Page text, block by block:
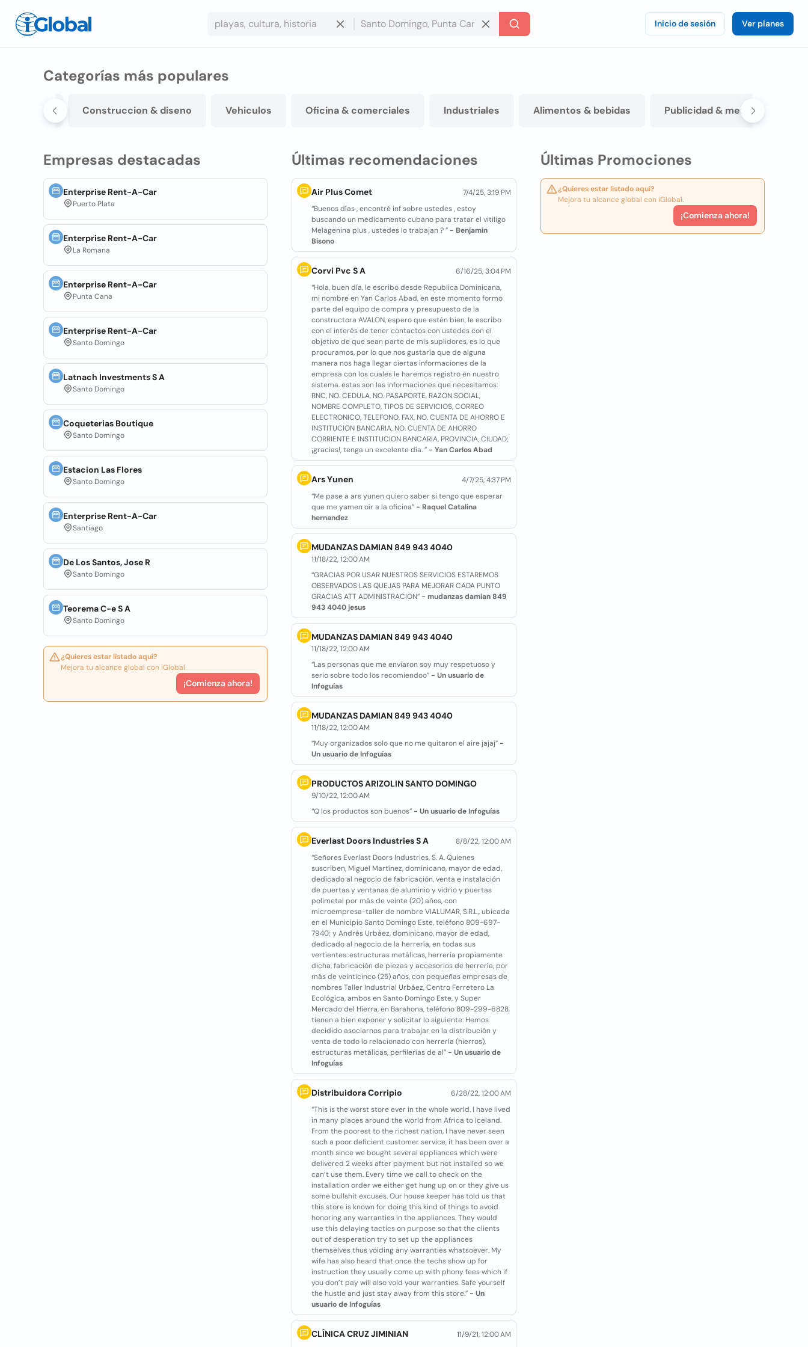
Inicio de sesión Ver planes
Categorías más populares
Construccion & diseno Vehiculos Oficina & comerciales Industriales Alimentos & bebidas Publicidad & mercadeo &
Empresas destacadas
Enterprise Rent-A-Car
Puerto Plata
Enterprise Rent-A-Car
La Romana
Enterprise Rent-A-Car
Punta Cana
Enterprise Rent-A-Car
Santo Domingo
Latnach Investments S A
Santo Domingo
Coqueterias Boutique
Santo Domingo
Estacion Las Flores
Santo Domingo
Enterprise Rent-A-Car
Santiago
De Los Santos, Jose R
Santo Domingo
Teorema C-e S A
Santo Domingo
¿Quieres estar listado aquí?
Mejora tu alcance global con iGlobal.
¡Comienza ahora!
Últimas recomendaciones
Air Plus Comet
7/4/25, 3:19 PM
“Buenos días , encontré inf sobre ustedes , estoy
buscando un medicamento cubano para tratar el vitiligo
Melagenina plus , ustedes lo trabajan ? ” - Benjamin
Bisono
Corvi Pvc S A
6/16/25, 3:04 PM
“Hola, buen día, le escribo desde Republica Dominicana,
mi nombre en Yan Carlos Abad, en este momento formo
parte del equipo de compra y presupuesto de la
constructora AVALON, espero que estén bien, le escribo
con el interés de tener contactos con ustedes con el
objetivo de que sean parte de mis suplidores, es lo que
procuramos, por lo que nos gustaría que de alguna
manera nos haga llegar ciertas informaciones de la
empresa con los cuales le haremos registro en nuestro
sistema. estas son las informaciones que necesitamos:
RNC, NO. CEDULA, NO. PASAPORTE, RAZON SOCIAL,
NOMBRE COMPLETO, TIPOS DE SERVICIOS, CORREO
ELECTRONICO, TELEFONO, FAX, NO. CUENTA DE AHORRO E
INSTITUCION BANCARIA, NO. CUENTA DE AHORRO
CORRIENTE E INSTITUCION BANCARIA, PROVINCIA, CIUDAD;
¡gracias!, tenga un excelente día. ” - Yan Carlos Abad
Ars Yunen
4/7/25, 4:37 PM
“Me pase a ars yunen quiero saber si tengo que esperar
que me yamen oír a la oficina” - Raquel Catalina
hernandez
MUDANZAS DAMIAN 849 943 4040
11/18/22, 12:00 AM
“GRACIAS POR USAR NUESTROS SERVICIOS ESTAREMOS
OBSERVADOS LAS QUEJAS PARA MEJORAR CADA PUNTO
GRACIAS ATT ADMINISTRACION” - mudanzas damian 849
943 4040 jesus
MUDANZAS DAMIAN 849 943 4040
11/18/22, 12:00 AM
“Las personas que me enviaron soy muy respetuoso y
serio sobre todo los recomiendoo” - Un usuario de
Infoguías
MUDANZAS DAMIAN 849 943 4040
11/18/22, 12:00 AM
“Muy organizados solo que no me quitaron el aire jajaj” -
Un usuario de Infoguías
PRODUCTOS ARIZOLIN SANTO DOMINGO
9/10/22, 12:00 AM
“Q los productos son buenos” - Un usuario de Infoguías
Everlast Doors Industries S A
8/8/22, 12:00 AM
“Señores Everlast Doors Industries, S. A. Quienes
suscriben, Miguel Martínez, dominicano, mayor de edad,
dedicado al negocio de fabricación, venta e instalación
de puertas y ventanas de aluminio y vidrio y puertas
polimetal por más de veinte (20) años, con
microempresa-taller de nombre VIALUMAR, S.R.L., ubicada
en el Municipio Santo Domingo Este, teléfono 809-697-
7940; y Andrés Urbáez, dominicano, mayor de edad,
dedicado al negocio de la herrería, en todas sus
vertientes: estructuras metálicas, herrería propiamente
dicha, fabricación de piezas y accesorios de herrería, por
más de veinticinco (25) años, con pequeñas empresas de
nombres Taller Industrial Urbáez, Centro Ferretero La
Ecológica, ambos en Santo Domingo Este, y Super
Mercado del Hierra, en Barahona, teléfono 809-299-6828,
tienen a bien exponer y solicitar lo siguiente: Hemos
decidido asociarnos para trabajar en la distribución y
venta de todo lo relacionado con herrería (hierros),
estructuras metálicas, perfilerías de al” - Un usuario de
Infoguías
Distribuidora Corripio
6/28/22, 12:00 AM
“This is the worst store ever in the whole world. I have lived
in many places around the world from Africa to Iceland.
From the poorest to the richest nation, I have never seen
such a poor deficient customer service, it has been over a
month since we bought several appliances which were
delivered 2 weeks after payment but not installed so we
can’t use them. Every time we call to check on the
installation order we either get hung up on or they give us
some bullshit excuses. Our house keeper has told us that
this store is known for doing this kind of things to avoid
honoring any warranties in the appliances. They would
use this delaying tactics on purpose so that the clients
out of desperation try to set up the appliances
themselves thus voiding any warranties whatsoever. My
wife has also heard that once the techs show up for
instruction they usually come up with phony fees which if
you don’t pay will also void your warranties. Safe yourself
the hustle and just stay away from this store.” - Un
usuario de Infoguías
CLÍNICA CRUZ JIMINIAN
11/9/21, 12:00 AM
Últimas Promociones
¿Quieres estar listado aquí?
Mejora tu alcance global con iGlobal.
¡Comienza ahora!